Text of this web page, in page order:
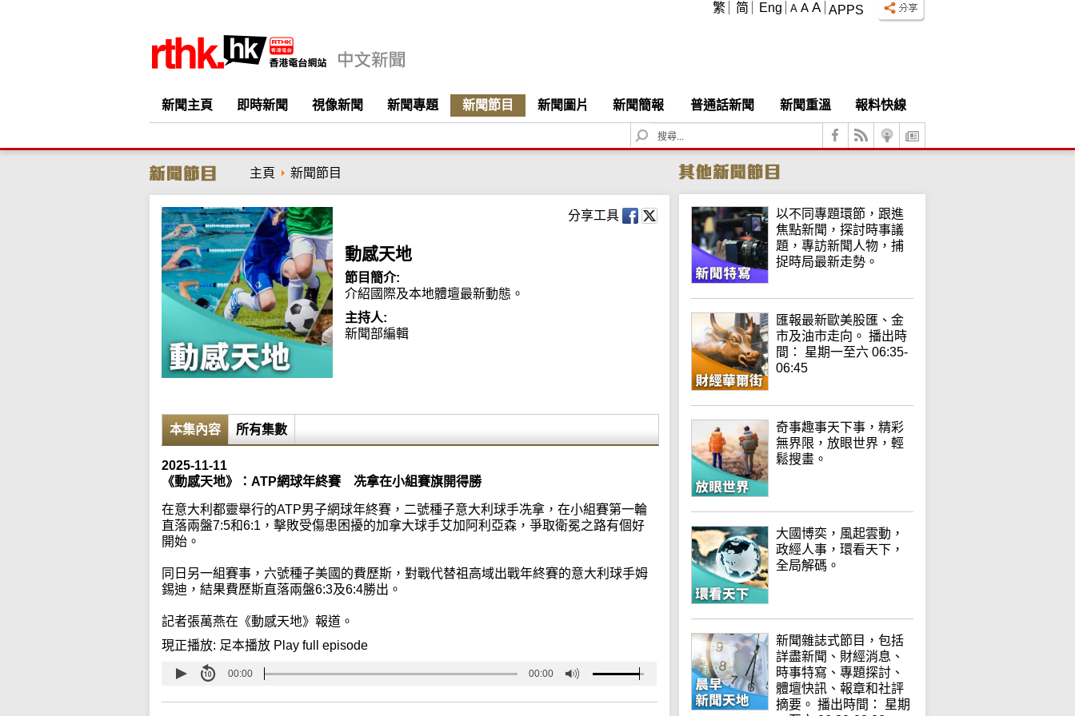
APPS
A A A
繁 简 Eng
新聞主頁 即時新聞 視像新聞 新聞專題 新聞節目 新聞圖片 新聞簡報 普通話新聞 新聞重溫
報料快線
S
e
c
h
主頁 新聞節目
分享工具
動感天地
節目簡介:
介紹國際及本地體壇最新動態。
主持人:
新聞部編輯
本集內容 所有集數
2025-11-11
《動感天地》：ATP網球年終賽 冼拿在小組賽旗開得勝
在意大利都靈舉行的ATP男子網球年終賽，二號種子意大利球手冼拿，在小組賽第一輪
直落兩盤7:5和6:1，擊敗受傷患困擾的加拿大球手艾加阿利亞森，爭取衛冕之路有個好
開始。
同日另一組賽事，六號種子美國的費歷斯，對戰代替祖高域出戰年終賽的意大利球手姆
錫迪，結果費歷斯直落兩盤6:3及6:4勝出。
記者張萬燕在《動感天地》報道。
現正播放: 足本播放 Play full episode
00:00 00:00
以不同專題環節，跟進
焦點新聞，探討時事議
題，專訪新聞人物，捕
捉時局最新走勢。
匯報最新歐美股匯、金
市及油市走向。 播出時
間： 星期一至六 06:35-
06:45
奇事趣事天下事，精彩
無界限，放眼世界，輕
鬆搜畫。
大國博奕，風起雲動，
政經人事，環看天下，
全局解碼。
新聞雜誌式節目，包括
詳盡新聞、財經消息、
時事特寫、專題探討、
體壇快訊、報章和社評
摘要。 播出時間： 星期